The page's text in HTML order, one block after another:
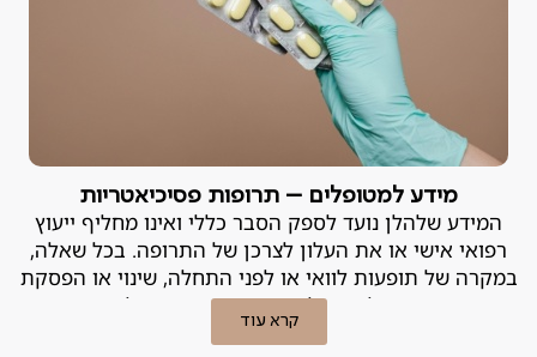
מידע למטופלים – תרופות פסיכיאטריות
המידע שלהלן נועד לספק הסבר כללי ואינו מחליף ייעוץ
רפואי אישי או את העלון לצרכן של התרופה. בכל שאלה,
במקרה של תופעות לוואי או לפני התחלה, שינוי או הפסקת
טיפול – יש להייועץ ברופא המטפל.
קרא עוד